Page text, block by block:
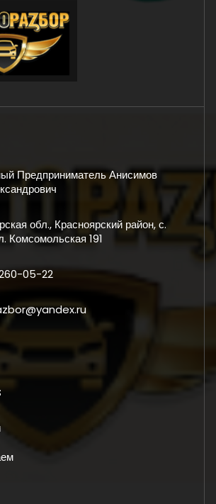
Предприниматель Анисимов
обл., Красноярский район, с.
Комсомольская 191
05-22